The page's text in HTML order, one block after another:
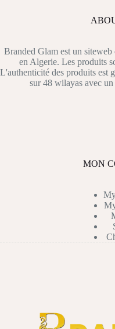
Branded Glam est un
en Algerie. Les produits
L'authenticité des produits est
sur 48 wilayas avec
MON